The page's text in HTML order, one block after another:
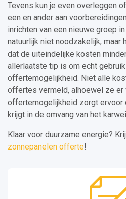
Tevens kun je even overleggen
een en ander aan
inrichten van een nieuwe groep
natuurlijk niet noodzakelijk, maar
dat de uiteindelijke kosten
allerlaatste tip is om echt
offertemogelijkheid. Niet alle
offertes vermeld, alhoewel ze er
offertemogelijkheid zorgt ervoor
krijgt in de omvang van het
Klaar voor duurzame energie?
zonnepanelen offerte!